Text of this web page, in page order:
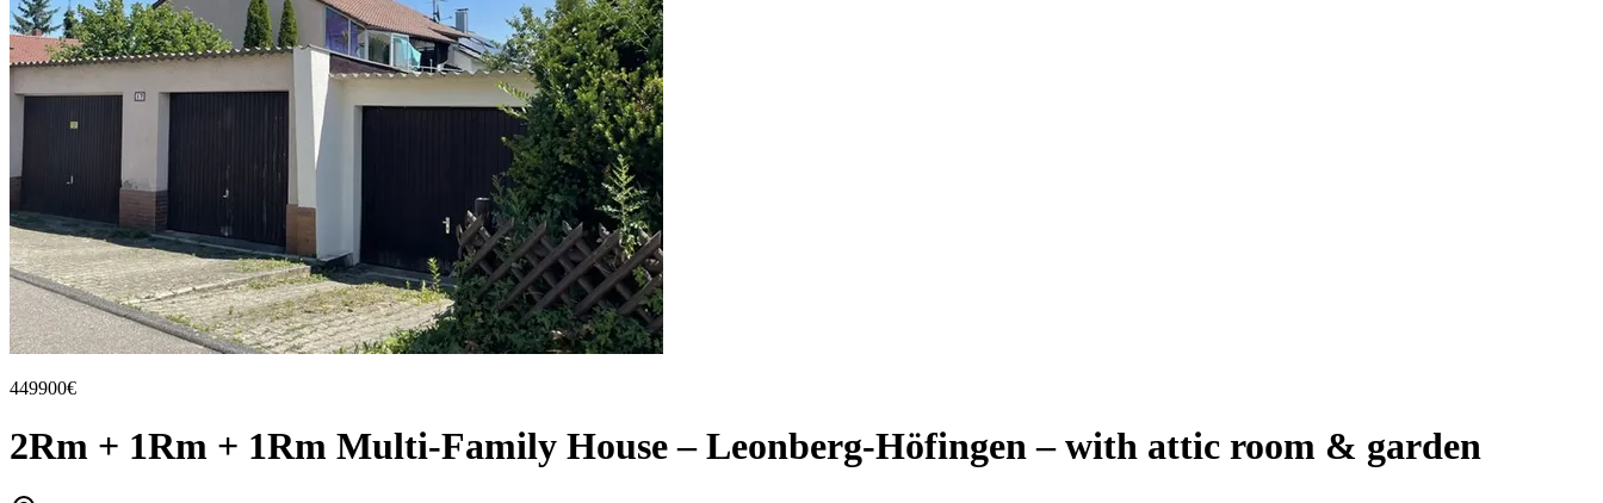
449900€
2Rm + 1Rm + 1Rm Multi-Family House – Leonberg-Höfingen – with attic room & garden